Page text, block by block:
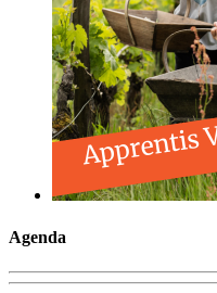
Agenda